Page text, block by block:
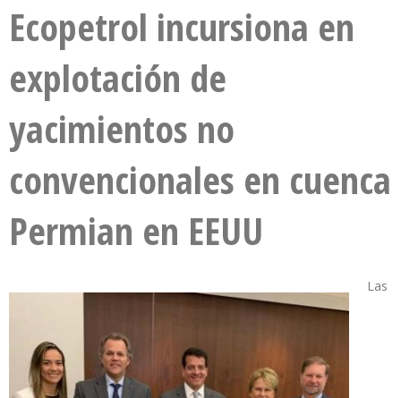
Ecopetrol incursiona en
explotación de
yacimientos no
convencionales en cuenca
Permian en EEUU
Las